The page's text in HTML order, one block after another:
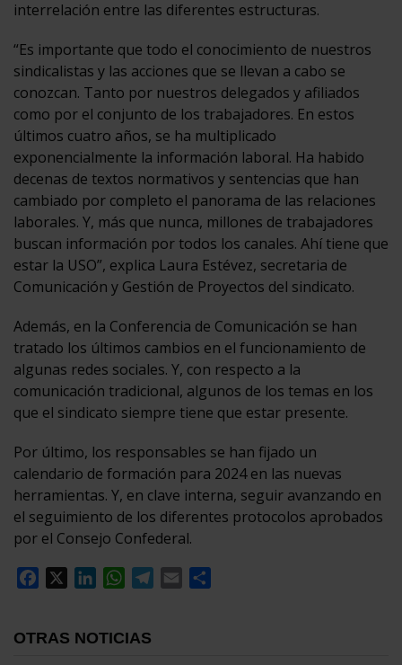
interrelación entre las diferentes estructuras.
“Es importante que todo el conocimiento de nuestros
sindicalistas y las acciones que se llevan a cabo se
conozcan. Tanto por nuestros delegados y afiliados
como por el conjunto de los trabajadores. En estos
últimos cuatro años, se ha multiplicado
exponencialmente la información laboral. Ha habido
decenas de textos normativos y sentencias que han
cambiado por completo el panorama de las relaciones
laborales. Y, más que nunca, millones de trabajadores
buscan información por todos los canales. Ahí tiene que
estar la USO”, explica Laura Estévez, secretaria de
Comunicación y Gestión de Proyectos del sindicato.
Además, en la Conferencia de Comunicación se han
tratado los últimos cambios en el funcionamiento de
algunas redes sociales. Y, con respecto a la
comunicación tradicional, algunos de los temas en los
que el sindicato siempre tiene que estar presente.
Por último, los responsables se han fijado un
calendario de formación para 2024 en las nuevas
herramientas. Y, en clave interna, seguir avanzando en
el seguimiento de los diferentes protocolos aprobados
por el Consejo Confederal.
Facebook
LinkedInWhatsApp
Telegram
Email
OTRAS NOTICIAS